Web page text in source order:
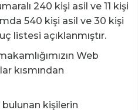
240 kişi asil ve 11 kişi
540 kişi asil ve 30 kişi
listesi açıklanmıştır.
Web
kısmından
kişilerin